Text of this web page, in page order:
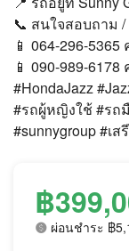
📞 สนใจสอบถาม
📱 064-296-
📱 090-989-
#HondaJazz
#รถผู้หญิงใช้ #รถ
#sunnygroup #เส
฿
ผ่อนชำระ ฿